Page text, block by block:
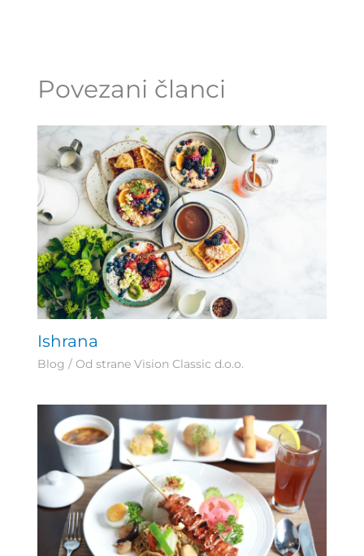
Povezani članci
Ishrana
Blog / Od strane Vision Classic d.o.o.